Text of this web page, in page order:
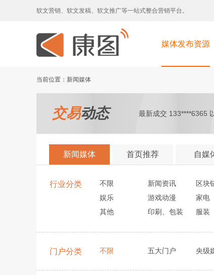
软文营销、软文发稿、软文推广等一站式整合营销平台。
媒体发布资源
当前位置：新闻媒体
交易动态 最新成交 133****6365
新闻媒体 首页推荐 自媒
行业分类 不限 新闻资讯 区块
娱乐
游戏动漫 家电
其他
印刷、包装 服装
门户分类 不限 五大门户 央级